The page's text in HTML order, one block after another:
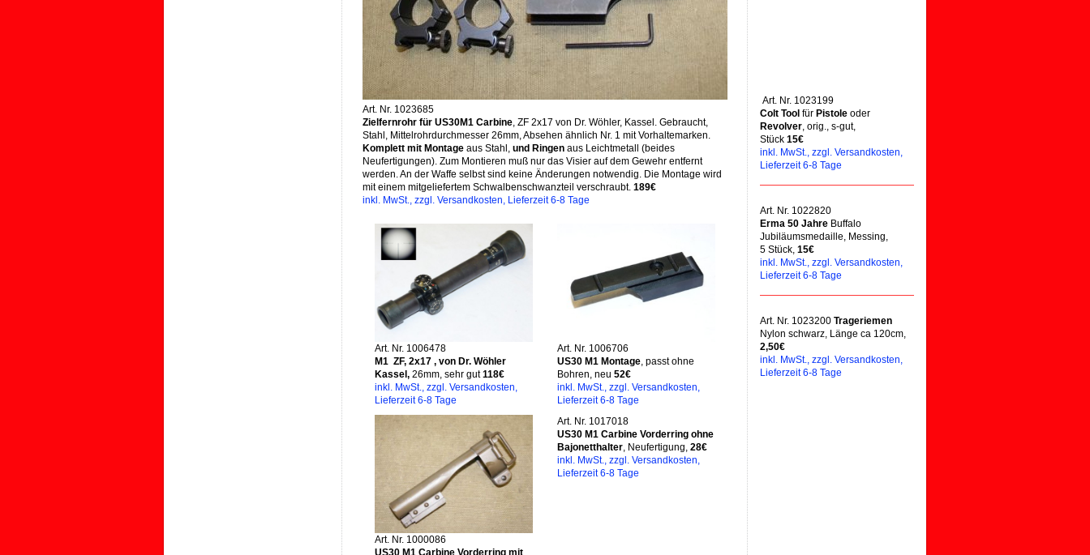
Art. Nr. 1023685
Zielfernrohr für US30M1 Carbine , ZF 2x17 von Dr. Wöhler, Kassel. Gebraucht,
Stahl, Mittelrohrdurchmesser 26mm, Absehen ähnlich Nr. 1 mit Vorhaltemarken.
Komplett mit Montage aus Stahl, und Ringen aus Leichtmetall (beides
Neufertigungen). Zum Montieren muß nur das Visier auf dem Gewehr entfernt
werden. An der Waffe selbst sind keine Änderungen notwendig. Die Montage wird
mit einem mitgeliefertem Schwalbenschwanzteil verschraubt. 189€
inkl. MwSt., zzgl. Versandkosten, Lieferzeit 6-8 Tage
Art. Nr. 1006478
M1 ZF, 2x17 , von Dr. Wöhler
Kassel, 26mm, sehr gut 118€
inkl. MwSt., zzgl. Versandkosten,
Lieferzeit 6-8 Tage
Art. Nr. 1006706
US30 M1 Montage, passt ohne
Bohren, neu 52€
inkl. MwSt., zzgl. Versandkosten,
Lieferzeit 6-8 Tage
Art. Nr. 1000086
US30 M1 Carbine Vorderring mit
Art. Nr. 1017018
US30 M1 Carbine Vorderring ohne
Bajonetthalter, Neufertigung, 28€
inkl. MwSt., zzgl. Versandkosten,
Lieferzeit 6-8 Tage
Art. Nr. 1023199
Colt Tool für Pistole oder
Revolver, orig., s-gut,
Stück 15€
inkl. MwSt., zzgl. Versandkosten,
Lieferzeit 6-8 Tage
Art. Nr. 1022820
Erma 50 Jahre Buffalo
Jubiläumsmedaille, Messing,
5 Stück, 15€
inkl. MwSt., zzgl. Versandkosten,
Lieferzeit 6-8 Tage
Art. Nr. 1023200 Trageriemen
Nylon schwarz, Länge ca 120cm,
2,50€
inkl. MwSt., zzgl. Versandkosten,
Lieferzeit 6-8 Tage